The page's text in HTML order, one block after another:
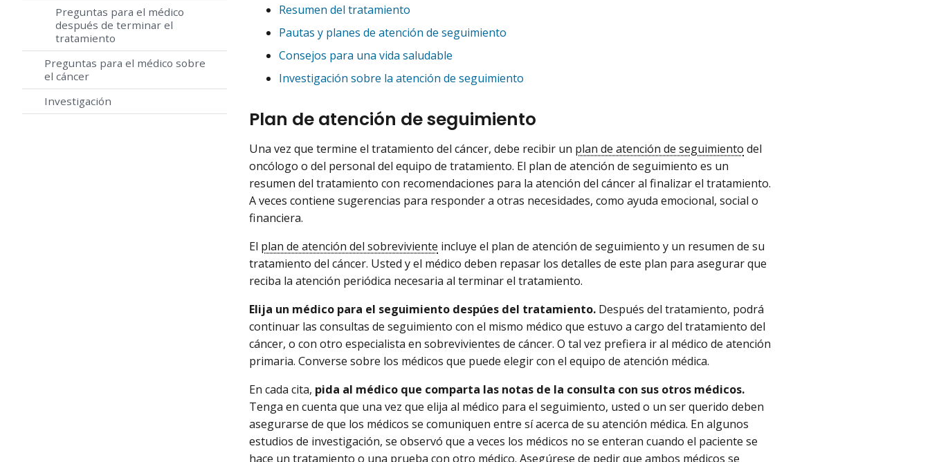
Preguntas para el médico
después de terminar el
tratamiento
Preguntas para el médico sobre
el cáncer
Investigación
Resumen del tratamiento
Pautas y planes de atención de seguimiento
Consejos para una vida saludable
Investigación sobre la atención de seguimiento
Plan de atención de seguimiento
Una vez que termine el tratamiento del cáncer, debe recibir un plan de atención de seguimiento del
oncólogo o del personal del equipo de tratamiento. El plan de atención de seguimiento es un
resumen del tratamiento con recomendaciones para la atención del cáncer al finalizar el tratamiento.
A veces contiene sugerencias para responder a otras necesidades, como ayuda emocional, social o
financiera.
El plan de atención del sobreviviente incluye el plan de atención de seguimiento y un resumen de su
tratamiento del cáncer. Usted y el médico deben repasar los detalles de este plan para asegurar que
reciba la atención periódica necesaria al terminar el tratamiento.
Elija un médico para el seguimiento despúes del tratamiento. Después del tratamiento, podrá
continuar las consultas de seguimiento con el mismo médico que estuvo a cargo del tratamiento del
cáncer, o con otro especialista en sobrevivientes de cáncer. O tal vez prefiera ir al médico de atención
primaria. Converse sobre los médicos que puede elegir con el equipo de atención médica.
En cada cita, pida al médico que comparta las notas de la consulta con sus otros médicos.
Tenga en cuenta que una vez que elija al médico para el seguimiento, usted o un ser querido deben
asegurarse de que los médicos se comuniquen entre sí acerca de su atención médica. En algunos
estudios de investigación, se observó que a veces los médicos no se enteran cuando el paciente se
hace un tratamiento o una prueba con otro médico. Asegúrese de pedir que ambos médicos se